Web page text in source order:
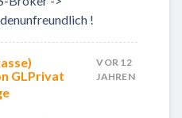
!
GLPrivat
VOR 12
JAHREN